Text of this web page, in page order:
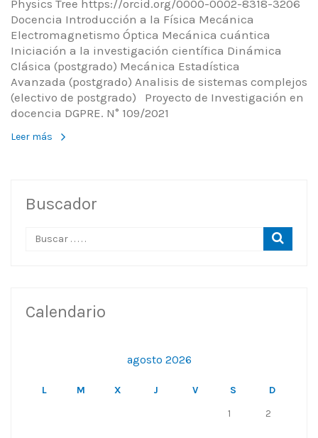
Physics Tree https://orcid.org/0000-0002-8318-3206
Docencia Introducción a la Física Mecánica
Electromagnetismo Óptica Mecánica cuántica
Iniciación a la investigación científica Dinámica
Clásica (postgrado) Mecánica Estadística
Avanzada (postgrado) Analisis de sistemas complejos
(electivo de postgrado) Proyecto de Investigación en
docencia DGPRE. N° 109/2021
Leer más
Buscador
Calendario
agosto 2026
L M X J V S
D
1
2